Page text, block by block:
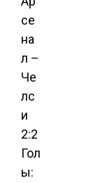
се
на
л –
Че
лс
и
2:2
Гол
ы: